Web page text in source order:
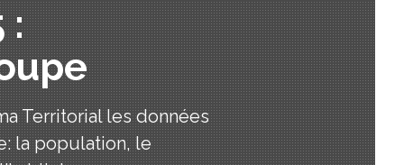
:
Territorial les données
la population, le